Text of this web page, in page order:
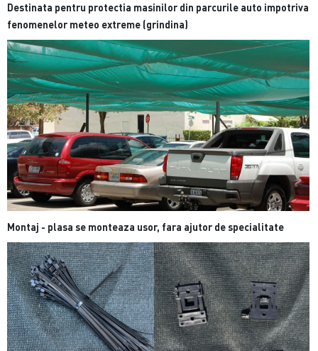
Destinata pentru protectia masinilor din parcurile auto impotriva
fenomenelor meteo extreme (grindina)
Montaj - plasa se monteaza usor, fara ajutor de specialitate